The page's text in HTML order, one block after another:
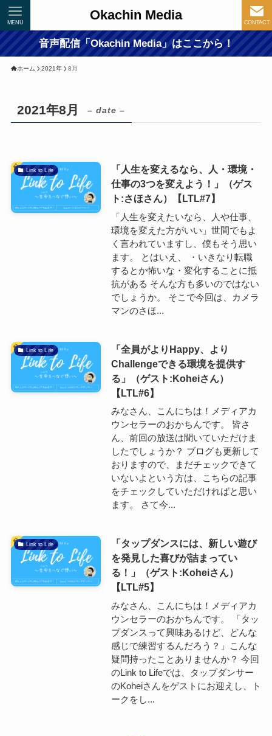
Okachin Media CONTACT
MENU
音声配信「Okachin Media」はここから！
ホーム 2021年 8月
2021年8月 – date –
Link to Life
「人生を変えるなら、人・環境・
仕事の3つを変えよう！」（ゲス
ト:さほさん）【LTL#7】
「人生を変えたいなら、人や仕事、
環境を変えた方がいい」世間でもよ
く言われていますし、僕もそう思い
ます。 とはいえ、 ・いきなり転職
するとか怖いな・変化することに抵
抗がある そんな方も多いのではない
でしょうか。 そこで今回は、カメラ
マンのさほ...
Link to Life
「全員がよりHappy、より
Challengeできる環境を提供す
る」（ゲスト:Koheiさん）
【LTL#6】
みなさん、こんにちは！メディアカ
ウンセラーのおかちんです。 皆さ
ん、前回の放送は聞いていただけま
したでしょうか？ ブログも更新して
おりますので、まだチェックできて
いないよという方は、こちらの記事
をチェックしていただければと思い
ます。 さて今...
Link to Life
「タップダンスには、新しい遊び
を発見した喜びが詰まってい
る！」（ゲスト:Koheiさん）
【LTL#5】
みなさん、こんにちは！メディアカ
ウンセラーのおかちんです。 「タッ
プダンスって興味あるけど、どんな
感じで練習するんだろう？」こんな
疑問持ったことありませんか？ 今回
のLink to Lifeでは、タップダンサー
のKoheiさんをゲストにお迎えし、ト
ークをし...